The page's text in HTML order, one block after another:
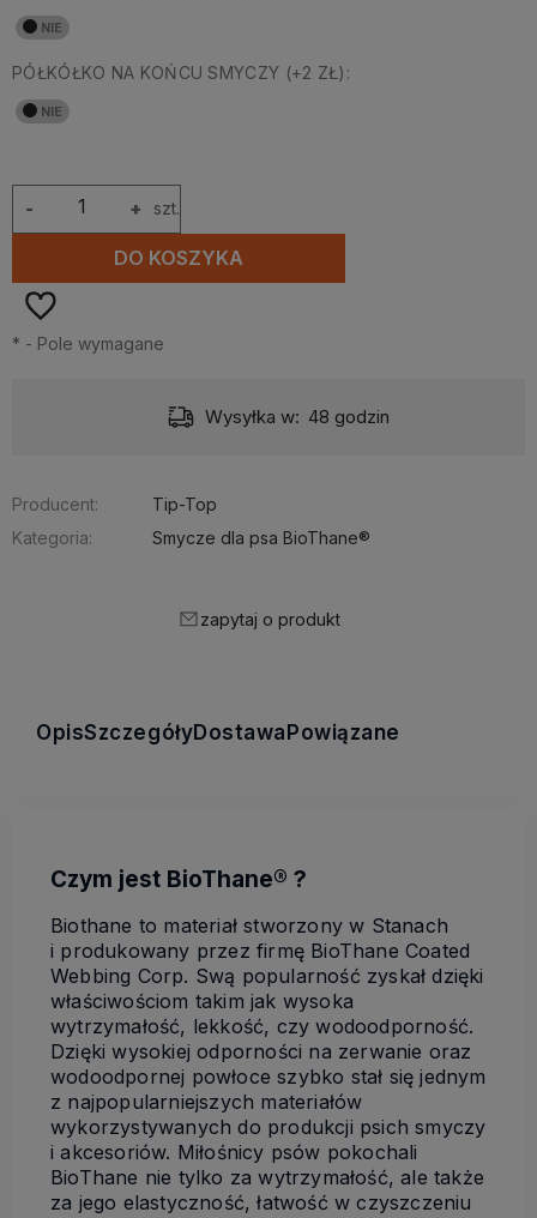
PÓŁKÓŁKO NA KOŃCU SMYCZY (+2 ZŁ):
+
- szt.
DO KOSZYKA
* - Pole wymagane
Wysyłka w: 48 godzin
Producent:
Tip-Top
Kategoria:
Smycze dla psa BioThane®
zapytaj o produkt
OpisSzczegółyDostawaPowiązane
Czym jest BioThane® ?
Biothane to materiał stworzony w Stanach
i produkowany przez firmę BioThane Coated
Webbing Corp. Swą popularność zyskał dzięki
właściwościom takim jak wysoka
wytrzymałość, lekkość, czy wodoodporność.
Dzięki wysokiej odporności na zerwanie oraz
wodoodpornej powłoce szybko stał się jednym
z najpopularniejszych materiałów
wykorzystywanych do produkcji psich smyczy
i akcesoriów. Miłośnicy psów pokochali
BioThane nie tylko za wytrzymałość, ale także
za jego elastyczność, łatwość w czyszczeniu